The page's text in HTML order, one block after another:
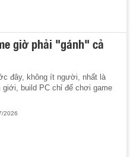
giờ phải "gánh" cả
đây, không ít người, nhất là
giới, build PC chỉ để chơi game
2026